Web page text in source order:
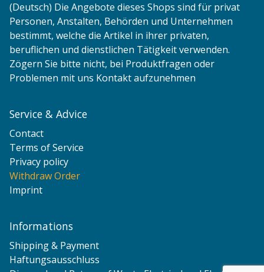
Service & Advice
Contact
Terms of Service
Privacy policy
Withdraw Order
Imprint
Informations
Shipping & Payment
Haftungsausschluss
(Deutsch) Die Angebote dieses Shops sind für privat
Personen, Anstalten, Behörden und Unternehmen
bestimmt, welche die Artikel in ihrer privaten,
beruflichen und dienstlichen Tätigkeit verwenden.
Zögern Sie bitte nicht, bei Produktfragen oder
Problemen mit uns Kontakt aufzunehmen